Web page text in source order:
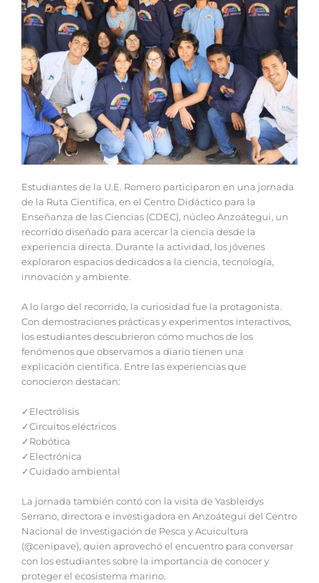
‎Estudiantes de la U.E. Romero participaron en una jornada
de la Ruta Científica, en el Centro Didáctico para la
Enseñanza de las Ciencias (CDEC), núcleo Anzoátegui, un
recorrido diseñado para acercar la ciencia desde la
experiencia directa. Durante la actividad, los jóvenes
exploraron espacios dedicados a la ciencia, tecnología,
innovación y ambiente.
‎A lo largo del recorrido, la curiosidad fue la protagonista.
Con demostraciones prácticas y experimentos interactivos,
los estudiantes descubrieron cómo muchos de los
fenómenos que observamos a diario tienen una
explicación científica. Entre las experiencias que
conocieron destacan:
‎✓Electrólisis
‎✓Circuitos eléctricos
‎✓Robótica
‎✓Electrónica
‎✓Cuidado ambiental
‎La jornada también contó con la visita de Yasbleidys
Serrano, directora e investigadora en Anzoátegui del Centro
Nacional de Investigación de Pesca y Acuicultura
(@cenipave), quien aprovechó el encuentro para conversar
con los estudiantes sobre la importancia de conocer y
proteger el ecosistema marino.